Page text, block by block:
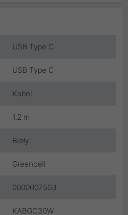
USB Type C
USB Type C
Kabel
1.2 m
Biały
Greencell
0000007503
KABGC30W